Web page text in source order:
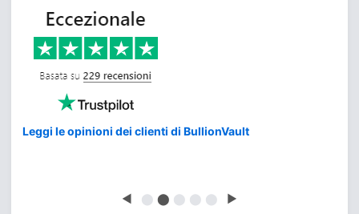
Leggi le opinioni dei clienti di BullionVault
◀ ⬤ ⬤ ⬤ ⬤ ⬤ ▶